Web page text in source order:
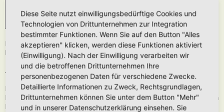
Man kann stolz und glücklich sein, einen alten Apfelbaum im Garten zu
haben.
Jedes Exemplar ist ein Mikrokosmos üppigen Lebens.
Im Frühling ernährt ein reicher Blütenflor Wildbienen und Insekten. Sein
Laub spendet im Sommer Schatten und bedeckt im Winter schützend den
Boden.
Diese Seite nutzt einwilligungsbedürftige Cookies und
Technologien von Drittunternehmen zur Integration
bestimmter Funktionen. Wenn Sie auf den Button "Alles
akzeptieren" klicken, werden diese Funktionen aktiviert
(Einwilligung). Nach der Einwilligung verarbeiten wir
und die betroffenen Drittunternehmen Ihre
personenbezogenen Daten für verschiedene Zwecke.
Detaillierte Informationen zu Zweck, Rechtsgrundlagen,
Drittunternehmen können Sie unter dem Button "Mehr"
und in unserer Datenschutzerklärung einsehen. Sie